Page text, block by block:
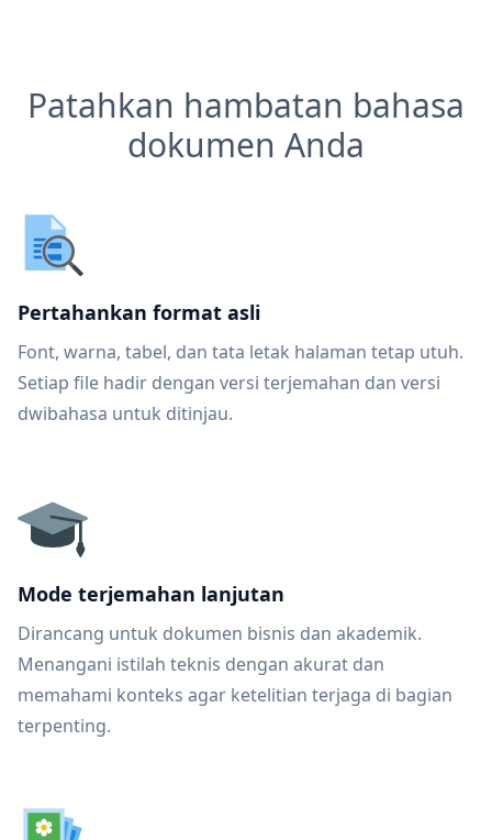
Patahkan hambatan bahasa
dokumen Anda
Pertahankan format asli
Font, warna, tabel, dan tata letak halaman tetap utuh.
Setiap file hadir dengan versi terjemahan dan versi
dwibahasa untuk ditinjau.
Mode terjemahan lanjutan
Dirancang untuk dokumen bisnis dan akademik.
Menangani istilah teknis dengan akurat dan
memahami konteks agar ketelitian terjaga di bagian
terpenting.